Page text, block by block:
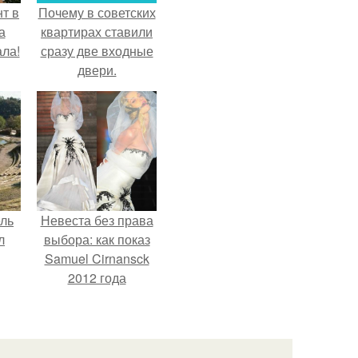
в
Почему в советских
квартирах ставили
сразу две входные
двери.
Невеста без права
выбора: как показ
Samuel Cirnansck
2012 года
принуждения.